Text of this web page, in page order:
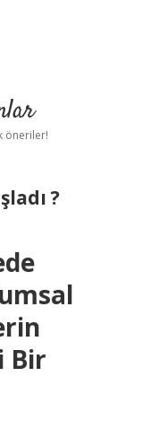
öneriler!
?
Bir